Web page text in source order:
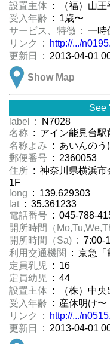
設置主体 : （福）山王
受入年齢 : 1歳〜
サービス、特徴 : 一時
リンク
:
http://.../
更新日
: 2013-04-01
Show Map
See
label
: N7028
名称 : アイン能見台駅
名称よみ : あいんのう
郵便番号 : 2360053
住所 : 神奈川県横浜
1F
long : 139.629303
lat : 35.361233
電話番号 : 045-788-
開所時間（
開所時間（Sa) : 7:00-
利用交通機関
: 京急「
定員乳児
: 16
定員幼児
: 44
設置主体 : （株）中央
受入年齢 : 産休明け〜
リンク
:
http://.../
更新日
: 2013-04-01